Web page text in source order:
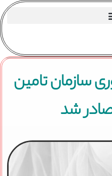
سازمان تامین
شد